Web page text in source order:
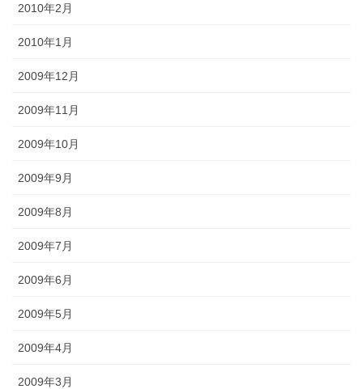
2010年2月
2010年1月
2009年12月
2009年11月
2009年10月
2009年9月
2009年8月
2009年7月
2009年6月
2009年5月
2009年4月
2009年3月